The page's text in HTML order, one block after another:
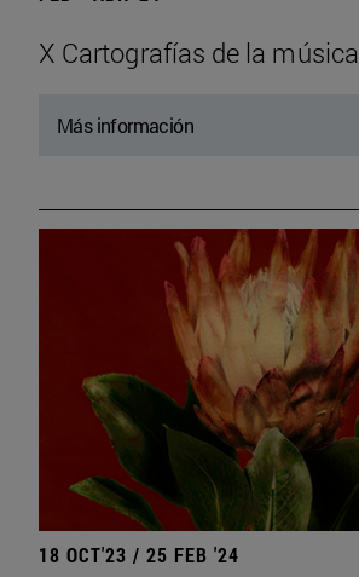
X Cartografías de la música
Más información
18 OCT'23 / 25 FEB '24